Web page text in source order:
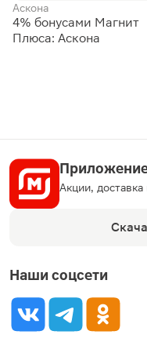
Аскона
4% бонусами Магнит
Плюса: Аскона
Акции,
Наши соцсети